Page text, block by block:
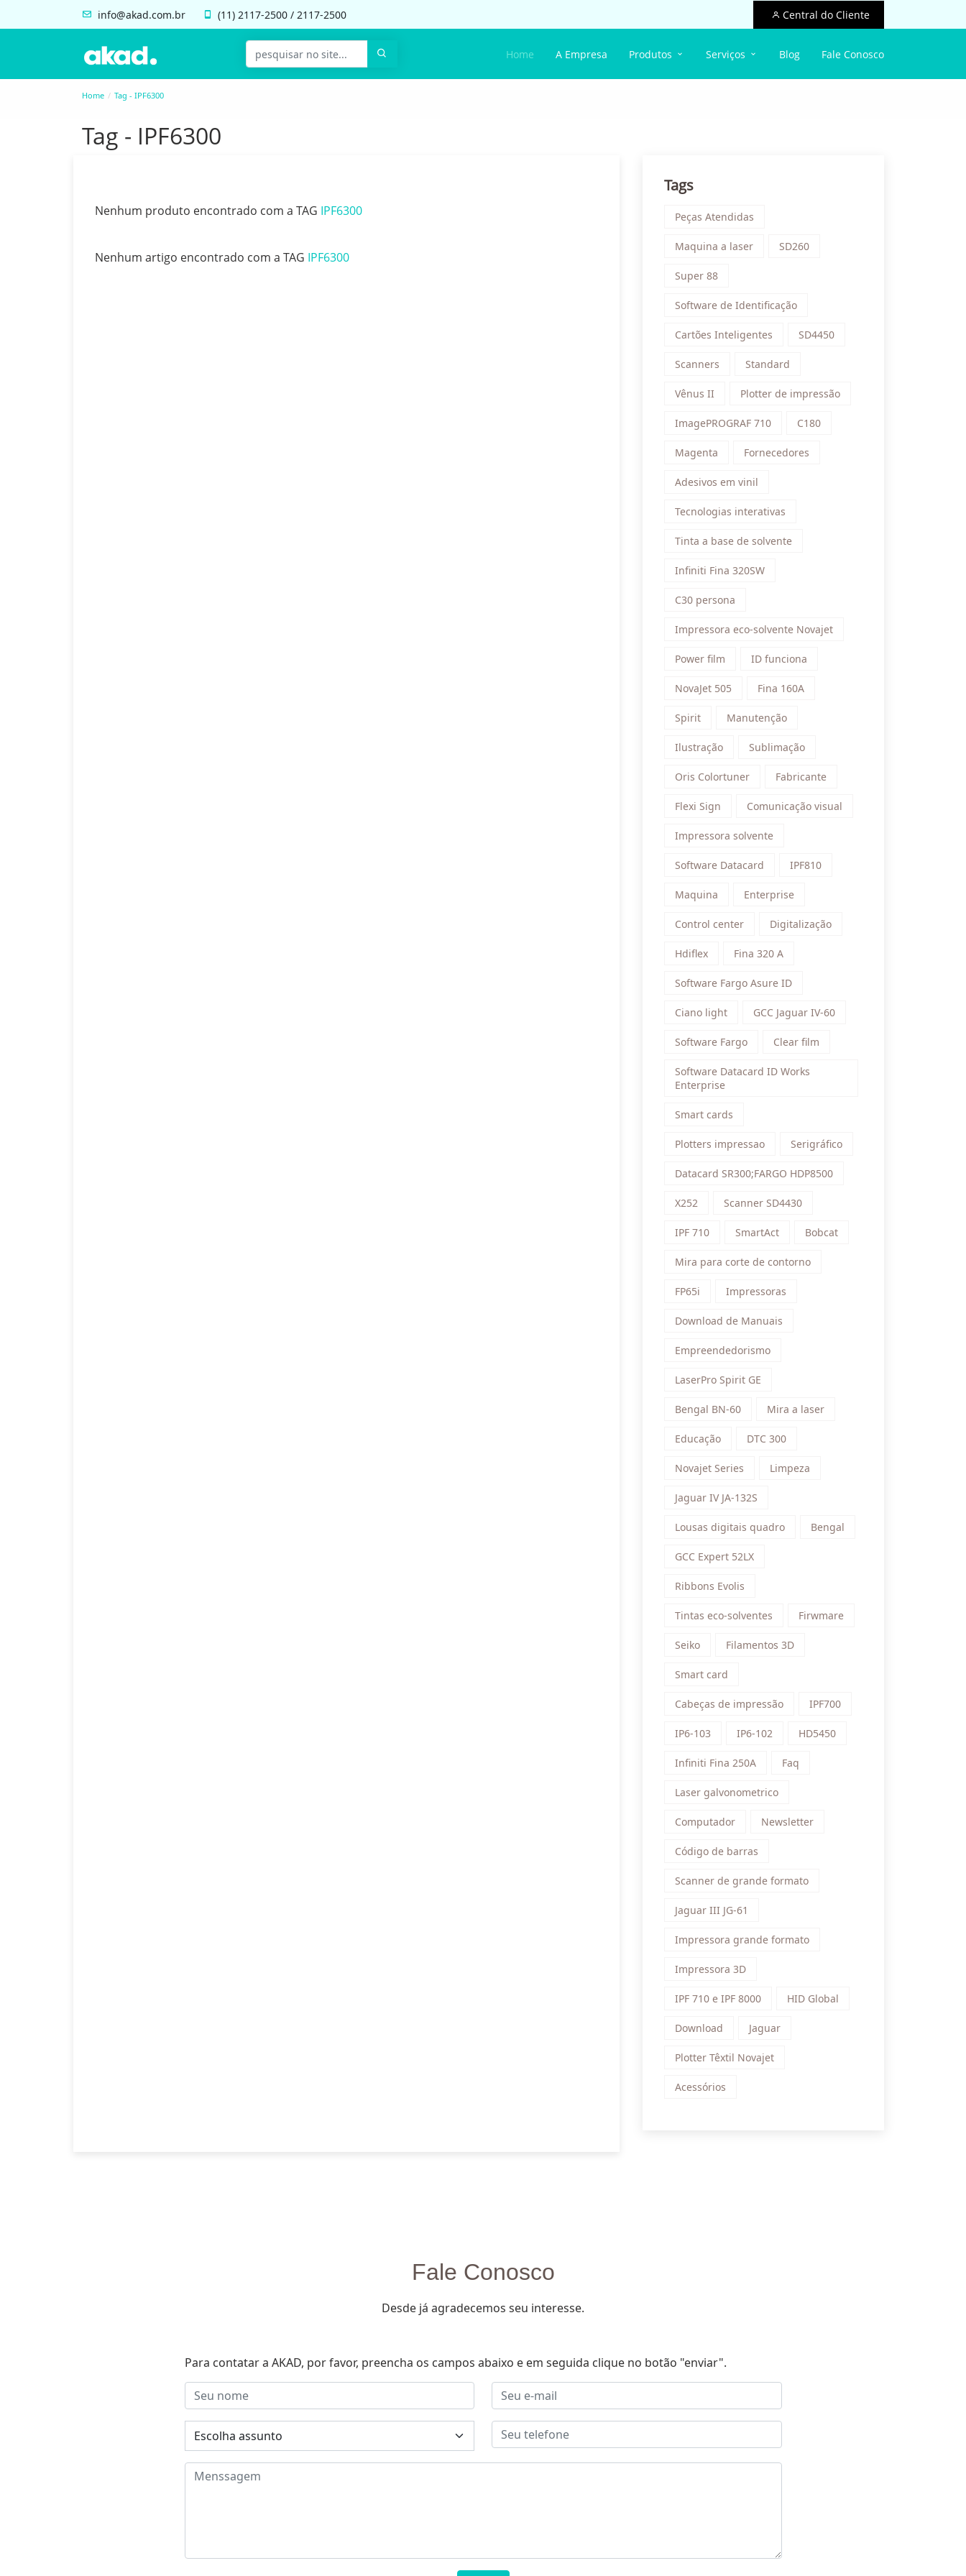
info@akad.com.br (11) 2117-2500 / 2117-2500 Central do Cliente
Home A Empresa Produtos Serviços Blog Fale Conosco
Home Tag - IPF6300
Tag - IPF6300
Nenhum produto encontrado com a TAG IPF6300
Nenhum artigo encontrado com a TAG IPF6300
Tags
Peças Atendidas
Maquina a laser SD260
Super 88
Software de Identificação
Cartões Inteligentes SD4450
Scanners Standard
Vênus II Plotter de impressão
ImagePROGRAF 710 C180
Magenta Fornecedores
Adesivos em vinil
Tecnologias interativas
Tinta a base de solvente
Infiniti Fina 320SW
C30 persona
Impressora eco-solvente Novajet
Power film ID funciona
NovaJet 505 Fina 160A
Spirit Manutenção
Ilustração Sublimação
Oris Colortuner Fabricante
Flexi Sign Comunicação visual
Impressora solvente
Software Datacard IPF810
Maquina Enterprise
Control center Digitalização
Hdiflex Fina 320 A
Software Fargo Asure ID
Ciano light GCC Jaguar IV-60
Software Fargo Clear film
Software Datacard ID Works
Enterprise
Smart cards
Plotters impressao Serigráfico
Datacard SR300;FARGO HDP8500
X252 Scanner SD4430
IPF 710 SmartAct Bobcat
Mira para corte de contorno
FP65i Impressoras
Download de Manuais
Empreendedorismo
LaserPro Spirit GE
Bengal BN-60 Mira a laser
Educação DTC 300
Novajet Series Limpeza
Jaguar IV JA-132S
Lousas digitais quadro Bengal
GCC Expert 52LX
Ribbons Evolis
Tintas eco-solventes Firwmare
Seiko Filamentos 3D
Smart card
Cabeças de impressão IPF700
IP6-103 IP6-102 HD5450
Infiniti Fina 250A Faq
Laser galvonometrico
Computador Newsletter
Código de barras
Scanner de grande formato
Jaguar III JG-61
Impressora grande formato
Impressora 3D
IPF 710 e IPF 8000 HID Global
Download Jaguar
Plotter Têxtil Novajet
Acessórios
Fale Conosco
Desde já agradecemos seu interesse.
Para contatar a AKAD, por favor, preencha os campos abaixo e em seguida clique no botão "enviar".